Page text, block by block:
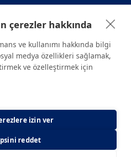
bilgilendirme amaçlıdır.
için mutlaka doktoruza ya da bir sağlık
KVKK Aydınlatma Metni
çerezler hakkında
ve kullanımı hakkında bilgi
medya özellikleri sağlamak,
ve özelleştirmek için
izin ver
reddet